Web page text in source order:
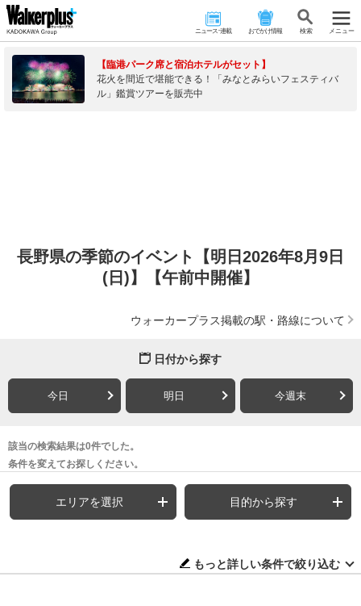
ニュース･連載 おでかけ情報 検 索 メニュー
【臨港パーク席と宿泊ホテルがセット】
花火を間近で堪能できる！「みなとみらいフェスティバ
ル」鑑賞ツアーを販売中
長野県の季節のイベント【明日2026年8月9日
(日)】【午前中開催】
ウォーカープラス掲載の駅・路線について
日付から探す
今日 明日 今週末
該当の検索結果は0件でした。
条件を変えてお探しください。
エリアを選択 目的から探す
もっと詳しい条件で絞り込む